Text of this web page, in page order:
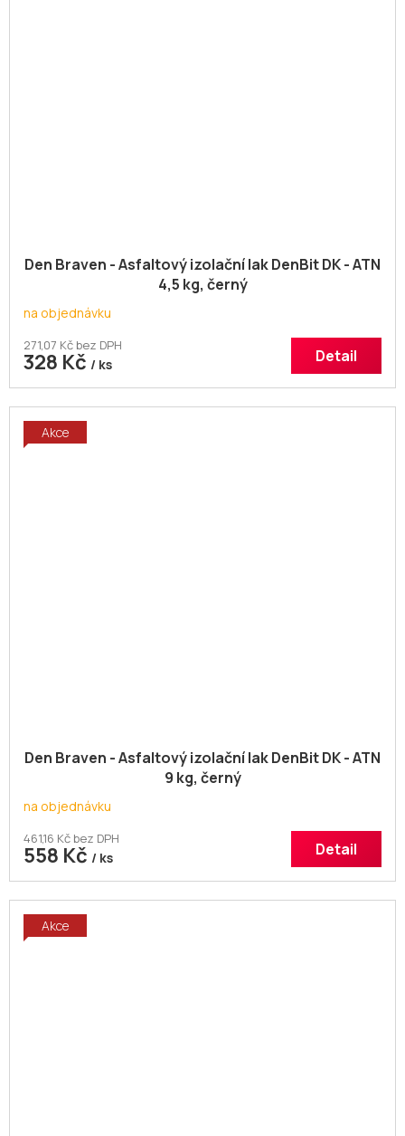
Den Braven - Asfaltový izolační lak DenBit DK - ATN
4,5 kg, černý
na objednávku
271,07 Kč bez DPH
328 Kč / ks Detail
Akce
Den Braven - Asfaltový izolační lak DenBit DK - ATN
9 kg, černý
na objednávku
461,16 Kč bez DPH
558 Kč / ks Detail
Akce